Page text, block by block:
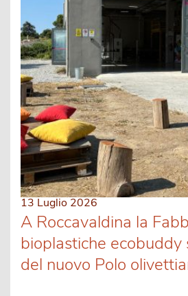
13 Luglio 2026
A Roccavaldina la
bioplastiche ecobuddy
del nuovo Polo